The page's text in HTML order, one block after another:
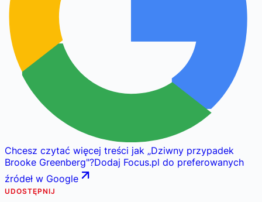
Chcesz czytać więcej treści jak „Dziwny przypadek
Brooke Greenberg"?Dodaj Focus.pl do preferowanych
źródeł w Google
UDOSTĘPNIJ